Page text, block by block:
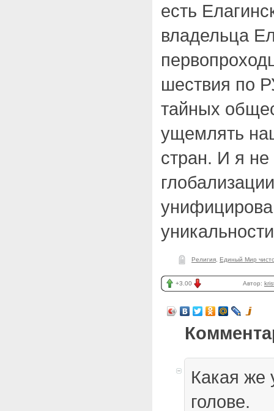
есть
владельца
шествия по
тайных
ущемлять
стран. И я
Религия Единый Мир
+3.00 Автор:
Какая же
голове.